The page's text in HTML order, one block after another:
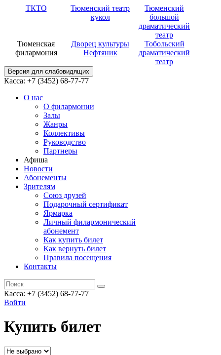
ТКТО
Тюменский театр
кукол
Тюменский
большой
драматический
театр
Тюменская
филармония
Дворец культуры
Нефтяник
Тобольский
драматический
театр
Версия для слабовидящих
Касса: +7 (3452) 68-77-77
О нас
О филармонии
Залы
Жанры
Коллективы
Руководство
Партнеры
Афиша
Новости
Абонементы
Зрителям
Союз друзей
Подарочный сертификат
Ярмарка
Личный филармонический
абонемент
Как купить билет
Как вернуть билет
Правила посещения
Контакты
Касса: +7 (3452) 68-77-77
Войти
Купить билет